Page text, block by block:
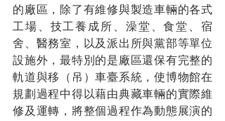
的廠區，除了有維修與製造車輛的各式
工場、技工養成所、澡堂、食堂、宿
舍、醫務室，以及派出所與黨部等單位
設施外，最特別的是廠區還保有完整的
軌道與移（吊）車臺系統，使博物館在
規劃過程中得以藉由典藏車輛的實際維
修及運轉，將整個過程作為動態展演的